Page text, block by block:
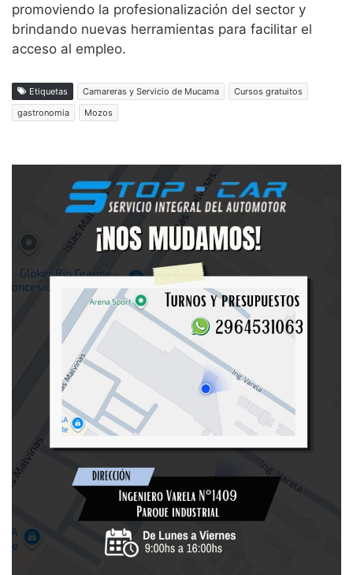
promoviendo la profesionalización del sector y
brindando nuevas herramientas para facilitar el
acceso al empleo.
Etiquetas Camareras y Servicio de Mucama
Cursos gratuitos
gastronomia
Mozos